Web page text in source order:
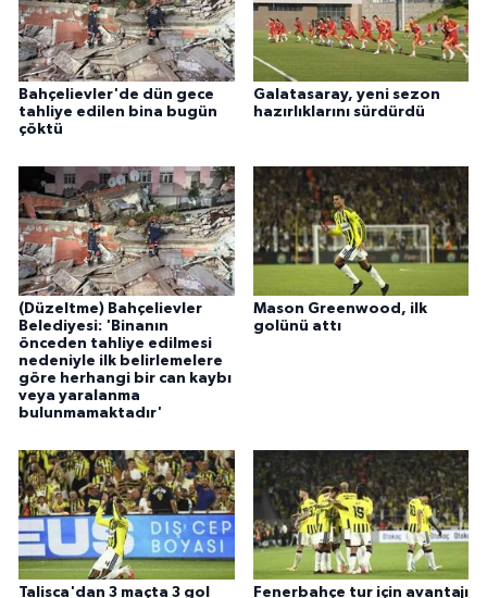
Bahçelievler'de dün gece
tahliye edilen bina bugün
çöktü
Galatasaray, yeni sezon
hazırlıklarını sürdürdü
(Düzeltme) Bahçelievler
Belediyesi: 'Binanın
önceden tahliye edilmesi
nedeniyle ilk belirlemelere
göre herhangi bir can kaybı
veya yaralanma
bulunmamaktadır'
Mason Greenwood, ilk
golünü attı
Talisca'dan 3 maçta 3 gol
Fenerbahçe tur için avantajı
Turizm
ÜLKE GÜNDEMİ
YEREL
Yerel Haberler